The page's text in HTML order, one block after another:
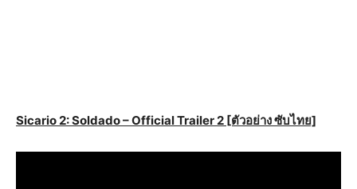
Sicario2:Soldado – Official Trailer2 [ตัวอย่าง ซับไทย]